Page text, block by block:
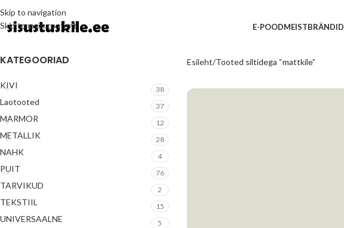
Skip to navigation
Skip to main content
E-POODMEISTBRÄNDID
KATEGOORIAD
KIVI 38
Laotooted 37
MARMOR 12
METALLIK 28
NAHK 4
PUIT 76
TARVIKUD 2
TEKSTIIL 15
UNIVERSAALNE 5
Esileht Tooted siltidega “mattkile”